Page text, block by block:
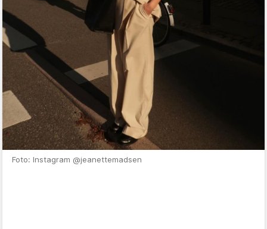
Foto: Instagram @jeanettemadsen